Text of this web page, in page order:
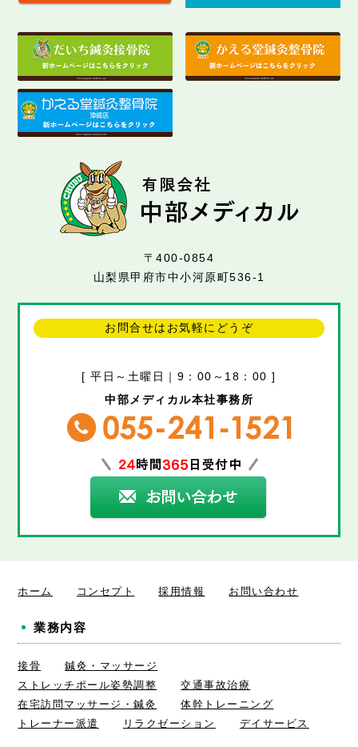
〒400-0854
山梨県甲府市中小河原町536-1
お問合せはお気軽にどうぞ
[ 平日～土曜日｜9：00～18：00 ]
中部メディカル本社事務所
ホーム コンセプト 採用情報 お問い合わせ
業務内容
接骨
鍼灸・マッサージ
ストレッチポール姿勢調整
交通事故治療
在宅訪問マッサージ・鍼灸
体幹トレーニング
トレーナー派遣
リラクゼーション デイサービス